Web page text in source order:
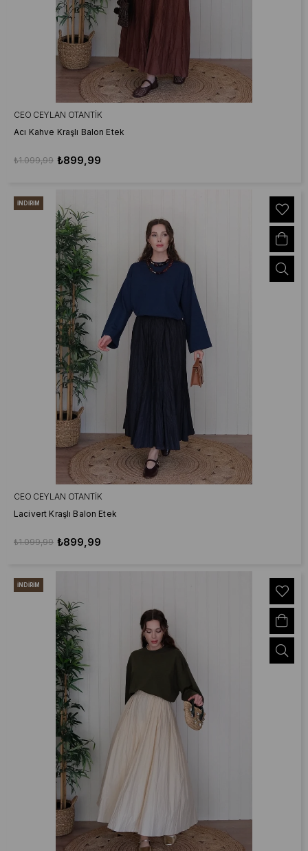
CEO CEYLAN OTANTIK
Acı Kahve Kraşlı Balon Etek
₺899,99
₺1.099,99
CEO CEYLAN OTANTIK
Lacivert Kraşlı Balon Etek
₺899,99
₺1.099,99
İNDIRIM
İNDIRIM